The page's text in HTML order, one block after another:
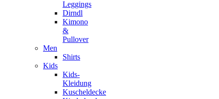
Leggings
Dirndl
Kimono
&
Pullover
Men
Shirts
Kids
Kids-
Kleidung
Kuscheldecke